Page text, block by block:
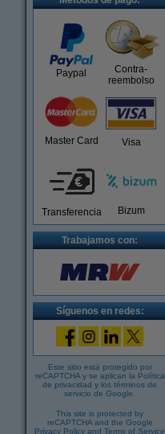
Paypal
Contra-
reembolso
Master Card Visa
Transferencia Bizum
Trabajamos con:
Síguenos en redes:
Este sitio está protegido por
reCAPTCHA y se aplican la Política
de privacidad y los términos de
servicio de Google
This site is protected by
reCAPTCHA and the Google
Privacy Policy and Terms of Service